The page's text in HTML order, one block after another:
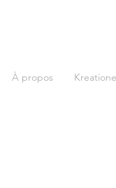
À propos